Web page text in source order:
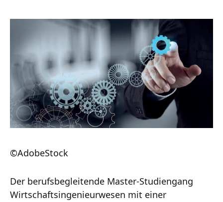
©AdobeStock
Der berufsbegleitende Master-Studiengang
Wirtschaftsingenieurwesen mit einer